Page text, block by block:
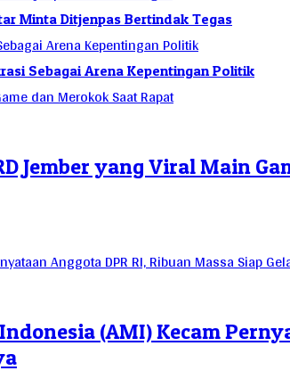
Minta Ditjenpas Bertindak Tegas
Sebagai Arena Kepentingan Politik
Jember yang Viral Main
(AMI) Kecam